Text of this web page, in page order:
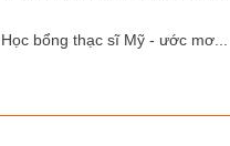
Học bổng thạc sĩ Mỹ - ước mơ...